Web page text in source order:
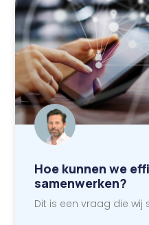
Hoe kunnen we
samenwerken?
Dit is een vraag die wij